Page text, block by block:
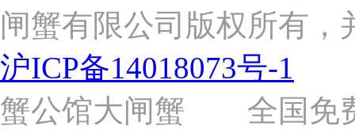
杨
路
号
（靠
近
苗
圃
闸蟹有限公司版权所有，
沪ICP备14018073号-1
蟹公馆大闸蟹 全国免费